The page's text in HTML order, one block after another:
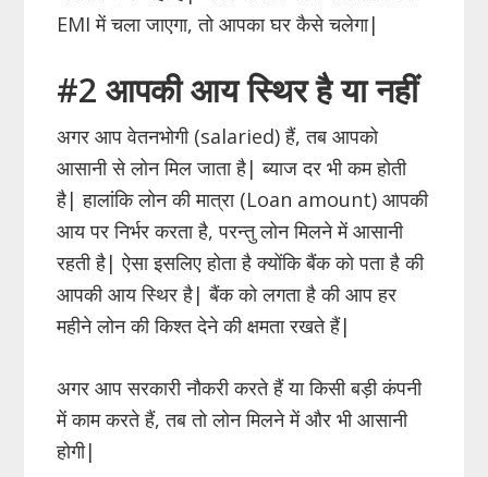
EMI में चला जाएगा, तो आपका घर कैसे चलेगा|
#2 आपकी आय स्थिर है या नहीं
अगर आप वेतनभोगी (salaried) हैं, तब आपको
आसानी से लोन मिल जाता है| ब्याज दर भी कम होती
है| हालांकि लोन की मात्रा (Loan amount) आपकी
आय पर निर्भर करता है, परन्तु लोन मिलने में आसानी
रहती है| ऐसा इसलिए होता है क्योंकि बैंक को पता है की
आपकी आय स्थिर है| बैंक को लगता है की आप हर
महीने लोन की किश्त देने की क्षमता रखते हैं|
अगर आप सरकारी नौकरी करते हैं या किसी बड़ी कंपनी
में काम करते हैं, तब तो लोन मिलने में और भी आसानी
होगी|